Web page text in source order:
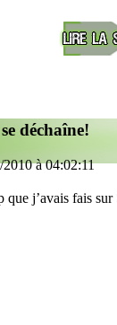
déchaîne!
à 04:02:11
j’avais fais sur